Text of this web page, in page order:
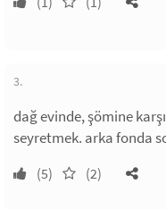
3.
dağ evinde, şömine
seyretmek. arka fonda
(5) (2)